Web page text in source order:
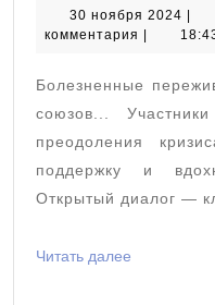
30 ноября 2024 30
комментария
Болезненные
союзов...
преодоления
поддержку и
Открытый диалог —
Читать далее